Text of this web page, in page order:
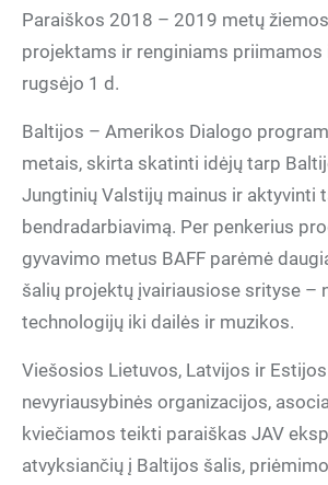
Paraiškos 2018 – 2019 metų
projektams ir renginiams priimamos
rugsėjo 1 d.
Baltijos – Amerikos Dialogo
metais, skirta skatinti idėjų tarp
Jungtinių Valstijų mainus ir aktyvinti
bendradarbiavimą. Per penkerius
gyvavimo metus BAFF parėmė
šalių projektų įvairiausiose srityse –
technologijų iki dailės ir muzikos.
Viešosios Lietuvos, Latvijos ir
nevyriausybinės organizacijos,
kviečiamos teikti paraiškas JAV
atvyksiančių į Baltijos šalis,